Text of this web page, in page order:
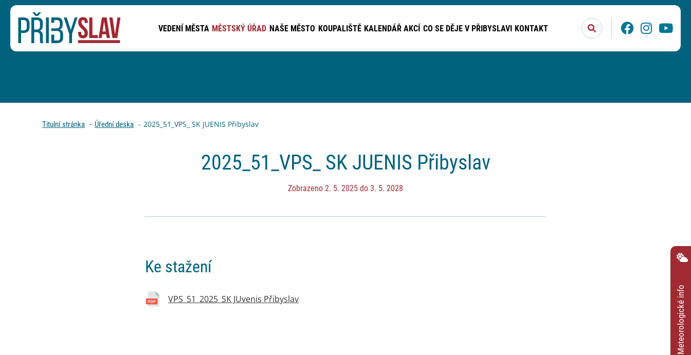
Meteorologické info
Stisknutím tlačítka Enter
Facebook
Instagram
VEDENÍ MĚSTA MĚSTSKÝ ÚŘAD NAŠE MĚSTO KOUPALIŠTĚ KALENDÁŘ AKCÍ CO SE DĚJE V PŘIBYSLAVI KONTAKT
Drobečková navigace
Titulní stránka Úřední deska 2025_51_VPS_ SK JUENIS Přibyslav
2025_51_VPS_ SK JUENIS Přibyslav
Zobrazeno 2. 5. 2025 do 3. 5. 2028
Ke stažení
VPS_51_2025_SK JUvenis Přibyslav